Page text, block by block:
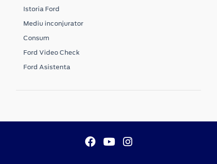
Istoria Ford
Mediu inconjurator
Consum
Ford Video Check
Ford Asistenta